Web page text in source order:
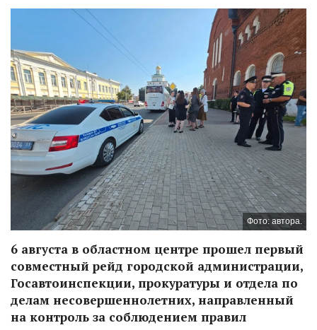
Фото: автора.
6 августа в областном центре прошел первый
совместный рейд городской администрации,
Госавтоинспекции, прокуратуры и отдела по
делам несовершеннолетних, направленный
на контроль за соблюдением правил